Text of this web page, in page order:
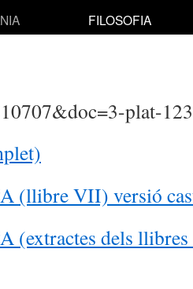
FILOSOFIA
plat-
(llibre VII) versió
(extractes dels